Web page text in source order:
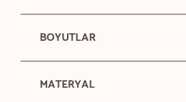
BOYUTLAR
MATERYAL